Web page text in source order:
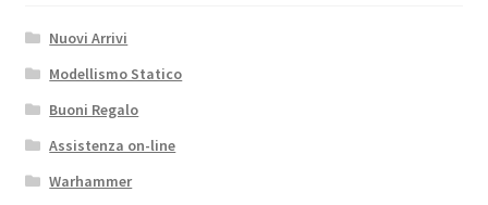
Nuovi Arrivi
Modellismo Statico
Buoni Regalo
Assistenza on-line
Warhammer